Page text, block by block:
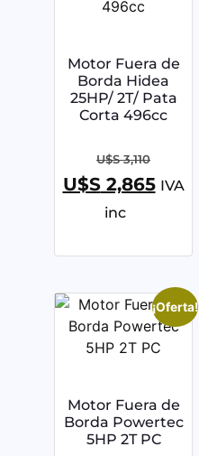
Motor Fuera de
Borda Hidea
25HP/ 2T/ Pata
Corta 496cc
U$S3,110
U$S2,865 IVA
inc
¡Oferta!
Motor Fuera de
Borda Powertec
5HP 2T PC